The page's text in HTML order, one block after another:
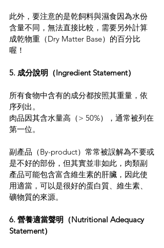
此外，要注意的是乾飼料與濕食因為水份
含量不同，無法直接比較，需要另外計算
成乾物重（Dry Matter Base）的百分比
喔！
5. 成分說明（Ingredient Statement）
所有食物中含有的成分都按照其重量，依
序列出。
肉品因其含水量高（> 50%），通常被列在
第一位。
副產品（By-product）常常被誤解為不要或
是不好的部份，但其實並非如此，肉類副
產品可能包含富含維生素的肝臟，因此使
用適當，可以是很好的蛋白質、維生素、
礦物質的來源。
6. 營養適當聲明（Nutritional Adequacy
Statement）